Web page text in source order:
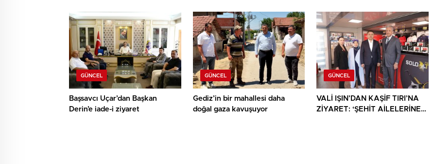
GÜNCEL
Başsavcı Uçar’dan Başkan
Derin’e iade-i ziyaret
GÜNCEL
Gediz’in bir mahallesi daha
doğal gaza kavuşuyor
GÜNCEL
VALİ IŞIN’DAN KAŞİF TIRI’NA
ZİYARET: ‘ŞEHİT AİLELERİNE